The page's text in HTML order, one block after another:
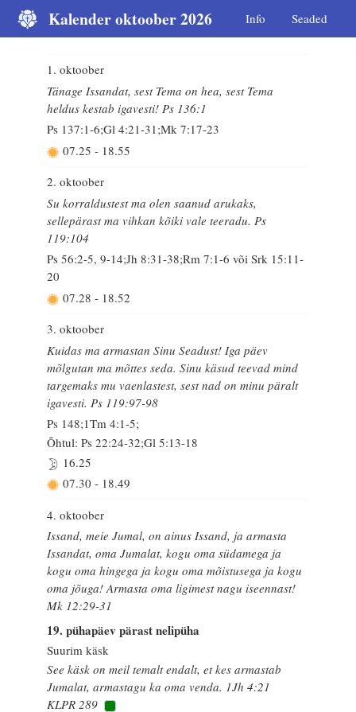
Kalender oktoober 2026 Info Seaded
1. oktoober
Tänage Issandat, sest Tema on hea, sest Tema
heldus kestab igavesti! Ps 136:1
Ps 137:1-6;Gl 4:21-31;Mk 7:17-23
07.25 - 18.55
2. oktoober
Su korraldustest ma olen saanud arukaks,
sellepärast ma vihkan kõiki vale teeradu. Ps
119:104
Ps 56:2-5, 9-14;Jh 8:31-38;Rm 7:1-6 või Srk 15:11-
20
07.28 - 18.52
3. oktoober
Kuidas ma armastan Sinu Seadust! Iga päev
mõlgutan ma mõttes seda. Sinu käsud teevad mind
targemaks mu vaenlastest, sest nad on minu päralt
igavesti. Ps 119:97-98
Ps 148;1Tm 4:1-5;
Õhtul: Ps 22:24-32;Gl 5:13-18
16.25
07.30 - 18.49
4. oktoober
Issand, meie Jumal, on ainus Issand, ja armasta
Issandat, oma Jumalat, kogu oma südamega ja
kogu oma hingega ja kogu oma mõistusega ja kogu
oma jõuga! Armasta oma ligimest nagu iseennast!
Mk 12:29-31
19. pühapäev pärast nelipüha
Suurim käsk
See käsk on meil temalt endalt, et kes armastab
Jumalat, armastagu ka oma venda. 1Jh 4:21
KLPR 289